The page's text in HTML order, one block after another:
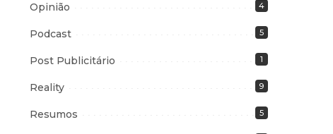
Opinião 4
Podcast 5
Post Publicitário 1
Reality 9
Resumos 5